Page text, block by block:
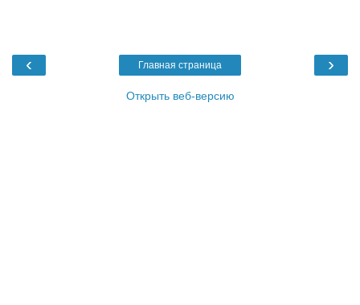
‹ ›
Главная страница
Открыть веб-версию